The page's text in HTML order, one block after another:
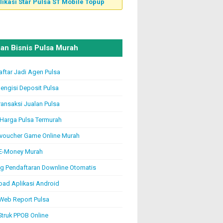
Star Pulsa ST Mobile Topup
Bisnis Pulsa Murah
Jadi Agen Pulsa
Deposit Pulsa
Jualan Pulsa
Pulsa Termurah
Game Online Murah
Money Murah
Pendaftaran Downline Otomatis
Aplikasi Android
Report Pulsa
PPOB Online